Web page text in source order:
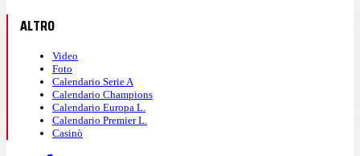
ALTRO
Video
Foto
Calendario Serie A
Calendario Champions
Calendario Europa L.
Calendario Premier L.
Casinò